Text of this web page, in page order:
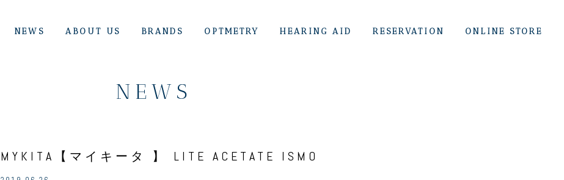
NEWS ABOUT US BRANDS OPTMETRY HEARING AID RESERVATION ONLINE STORE
NEWS
MYKITA【マイキータ 】 LITE ACETATE ISMO